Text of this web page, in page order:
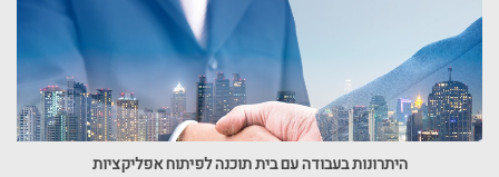
היתרונות בעבודה עם בית תוכנה לפיתוח אפליקציות